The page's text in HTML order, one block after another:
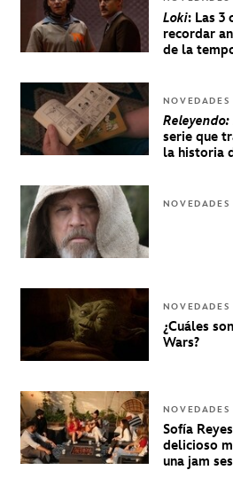
Loki: Las 3
recordar
de la
NOVEDADES
serie que
la historia
NOVEDADES
NOVEDADES
¿Cuáles
Wars?
NOVEDADES
Sofía
delicioso
una jam